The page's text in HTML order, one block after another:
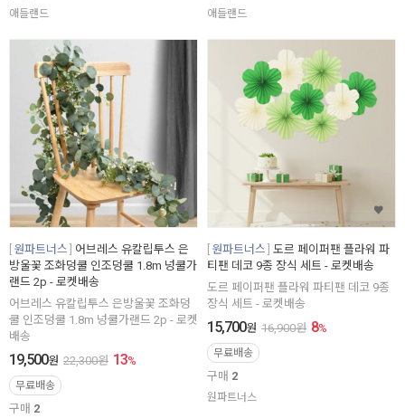
애들랜드 애들랜드
원파트너스
어브레스 유칼립투스 은
방울꽃 조화덩쿨 인조덩쿨 1.8m 넝쿨가
랜드 2p - 로켓배송
어브레스 유칼립투스 은방울꽃 조화덩
쿨 인조덩쿨 1.8m 넝쿨가랜드 2p - 로켓
배송
19,500원 22,300원 13%
무료배송
구매 2
원파트너스 도르 페이퍼팬 플라워 파
티팬 데코 9종 장식 세트 - 로켓배송
도르 페이퍼팬 플라워 파티팬 데코 9종
장식 세트 - 로켓배송
15,700원 16,900원 8%
무료배송
구매 2
원파트너스